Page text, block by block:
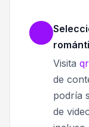
Visita
de
podría
de